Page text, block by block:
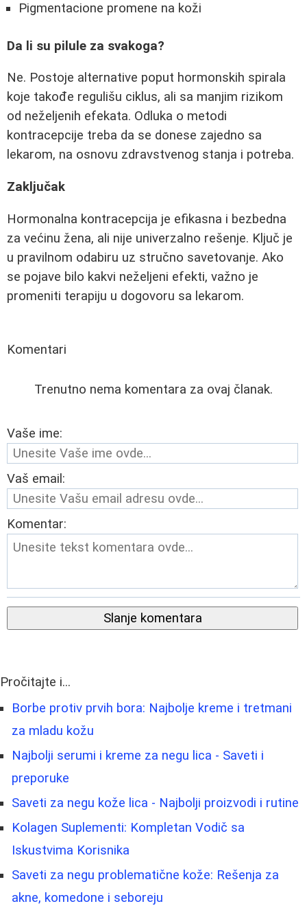
Pigmentacione promene na koži
Da li su pilule za svakoga?
Ne. Postoje alternative poput hormonskih spirala
koje takođe regulišu ciklus, ali sa manjim rizikom
od neželjenih efekata. Odluka o metodi
kontracepcije treba da se donese zajedno sa
lekarom, na osnovu zdravstvenog stanja i potreba.
Zaključak
Hormonalna kontracepcija je efikasna i bezbedna
za većinu žena, ali nije univerzalno rešenje. Ključ je
u pravilnom odabiru uz stručno savetovanje. Ako
se pojave bilo kakvi neželjeni efekti, važno je
promeniti terapiju u dogovoru sa lekarom.
Komentari
Trenutno nema komentara za ovaj članak.
Vaše ime:
Vaš email:
Komentar:
Slanje komentara
Pročitajte i...
Borbe protiv prvih bora: Najbolje kreme i tretmani
za mladu kožu
Najbolji serumi i kreme za negu lica - Saveti i
preporuke
Saveti za negu kože lica - Najbolji proizvodi i rutine
Kolagen Suplementi: Kompletan Vodič sa
Iskustvima Korisnika
Saveti za negu problematične kože: Rešenja za
akne, komedone i seboreju